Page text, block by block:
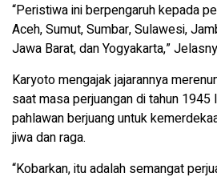
“Peristiwa ini berpengaruh kepada
Aceh, Sumut, Sumbar, Sulawesi,
Jawa Barat, dan Yogyakarta,”
Karyoto mengajak jajarannya
saat masa perjuangan di tahun 1945
pahlawan berjuang untuk
jiwa dan raga.
“Kobarkan, itu adalah semangat